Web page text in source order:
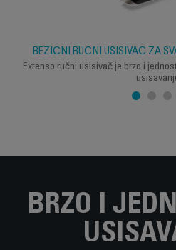
BEŽIČNI RUČNI USISIVAČ ZA
Extenso ručni usisivač je brzo i
BRZO I